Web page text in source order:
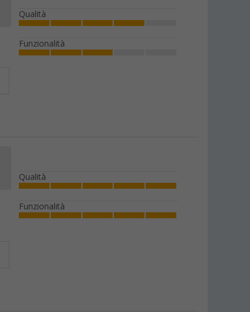
Qualità
Funzionalità
Qualità
Funzionalità